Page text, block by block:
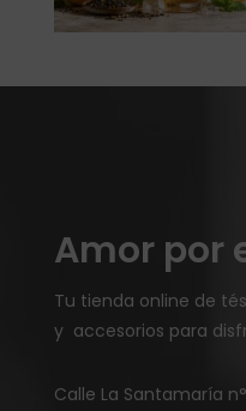
Amor por
Tu tienda online de
y accesorios para
Calle La Santamaría